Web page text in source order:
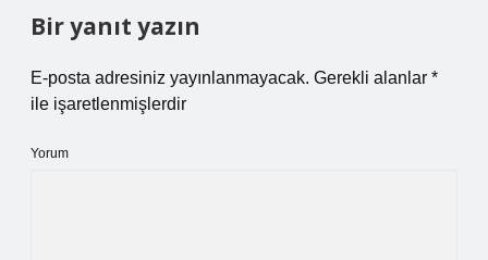
Bir yanıt yazın
E-posta adresiniz yayınlanmayacak. Gerekli alanlar *
ile işaretlenmişlerdir
Yorum